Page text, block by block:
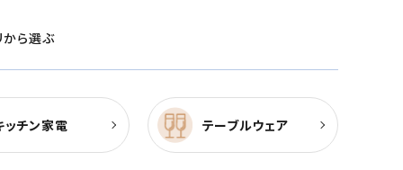
から選ぶ
ッチン家電 テーブルウェア